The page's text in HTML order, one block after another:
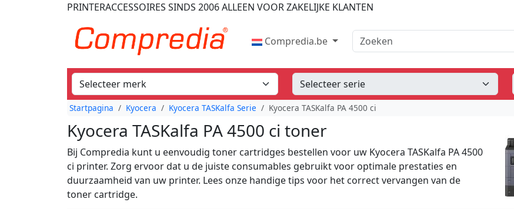
PRINTERACCESSOIRES SINDS 2006ALLEEN VOOR ZAKELIJKE KLANTEN
Compredia.be Zoeken
Startpagina Kyocera Kyocera TASKalfa Serie Kyocera TASKalfa PA 4500 ci
Kyocera TASKalfa PA 4500 ci toner
Bij Compredia kunt u eenvoudig toner cartridges bestellen voor uw Kyocera TASKalfa PA 4500
ci printer. Zorg ervoor dat u de juiste consumables gebruikt voor optimale prestaties en
duurzaamheid van uw printer. Lees onze handige tips voor het correct vervangen van de
toner cartridge.